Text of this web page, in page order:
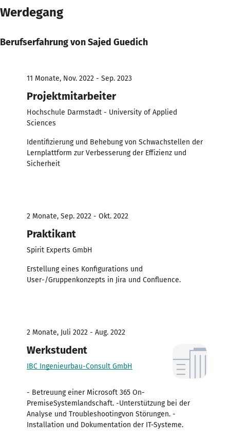
Werdegang
Berufserfahrung von Sajed Guedich
11 Monate, Nov. 2022 - Sep. 2023
Projektmitarbeiter
Hochschule Darmstadt - University of Applied
Sciences
Identifizierung und Behebung von Schwachstellen der
Lernplattform zur Verbesserung der Effizienz und
Sicherheit
2 Monate, Sep. 2022 - Okt. 2022
Praktikant
Spirit Experts GmbH
Erstellung eines Konfigurations und
User-/Gruppenkonzepts in Jira und Confluence.
2 Monate, Juli 2022 - Aug. 2022
Werkstudent
IBC Ingenieurbau-Consult GmbH
- Betreuung einer Microsoft 365 On-
PremiseSystemlandschaft. -Unterstützung bei der
Analyse und Troubleshootingvon Störungen. -
Installation und Dokumentation der IT-Systeme.